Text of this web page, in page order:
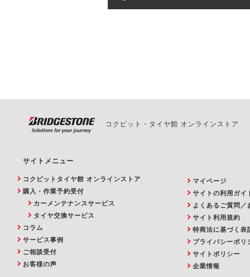
また、やむを得ない事由によ
コクピット・タイヤ館 オンラインストア
サイトメニュー
コクピットタイヤ館 オンラインストア
購入・作業予約受付
カーメンテナンスサービス
タイヤ交換サービス
コラム
サービス事例
ご相談受付
お客様の声
マイページ
サイトの利用ガイ
よくあるご質問／
サイト利用規約
特商法に基づく表
プライバシーポリ
サイトポリシー
企業情報